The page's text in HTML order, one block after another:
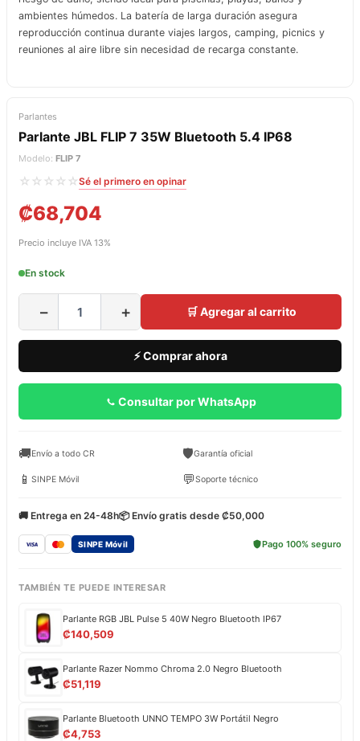
ambientes húmedos. La batería de larga duración asegura
reproducción continua durante viajes largos, camping, picnics y
reuniones al aire libre sin necesidad de recarga constante.
Parlantes
Parlante JBL FLIP 7 35W Bluetooth 5.4 IP68
Modelo: FLIP 7
☆☆☆☆☆Sé el primero en opinar
₡68,704
Precio incluye IVA 13%
En stock
− + 🛒 Agregar al carrito
⚡ Comprar ahora
Consultar por WhatsApp
🚚Envío a todo CR 🛡️Garantía oficial
📱 SINPE Móvil 💬Soporte técnico
🚚 Entrega en 24-48h📦 Envío gratis desde ₡50,000
SINPE Móvil Pago 100% seguro
TAMBIÉN TE PUEDE INTERESAR
Parlante RGB JBL Pulse 5 40W Negro Bluetooth IP67
₡140,509
Parlante Razer Nommo Chroma 2.0 Negro Bluetooth
₡51,119
Parlante Bluetooth UNNO TEMPO 3W Portátil Negro
₡4,753